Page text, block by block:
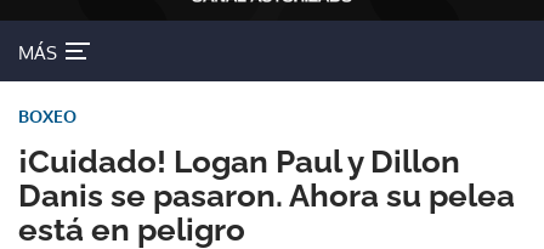
MÁS
¡Cuidado! Logan Paul y Dillon
Danis se pasaron. Ahora su pelea
está en peligro
BOXEO